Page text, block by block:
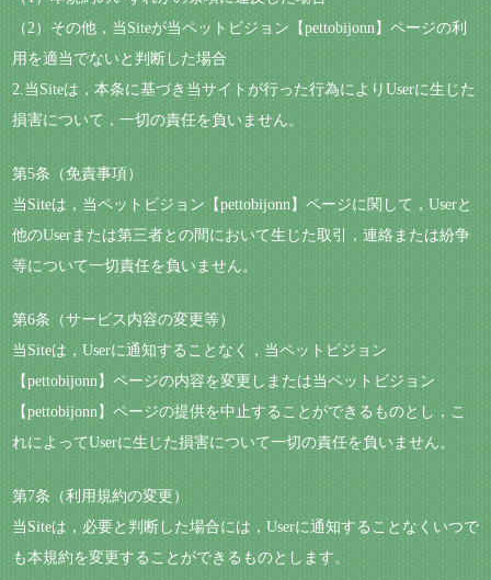
（2）その他，当Siteが当ペットビジョン【pettobijonn】ページの利
用を適当でないと判断した場合
2.当Siteは，本条に基づき当サイトが行った行為によりUserに生じた
損害について，一切の責任を負いません。
第5条（免責事項）
当Siteは，当ペットビジョン【pettobijonn】ページに関して，Userと
他のUserまたは第三者との間において生じた取引，連絡または紛争
等について一切責任を負いません。
第6条（サービス内容の変更等）
当Siteは，Userに通知することなく，当ペットビジョン
【pettobijonn】ページの内容を変更しまたは当ペットビジョン
【pettobijonn】ページの提供を中止することができるものとし，こ
れによってUserに生じた損害について一切の責任を負いません。
第7条（利用規約の変更）
当Siteは，必要と判断した場合には，Userに通知することなくいつで
も本規約を変更することができるものとします。